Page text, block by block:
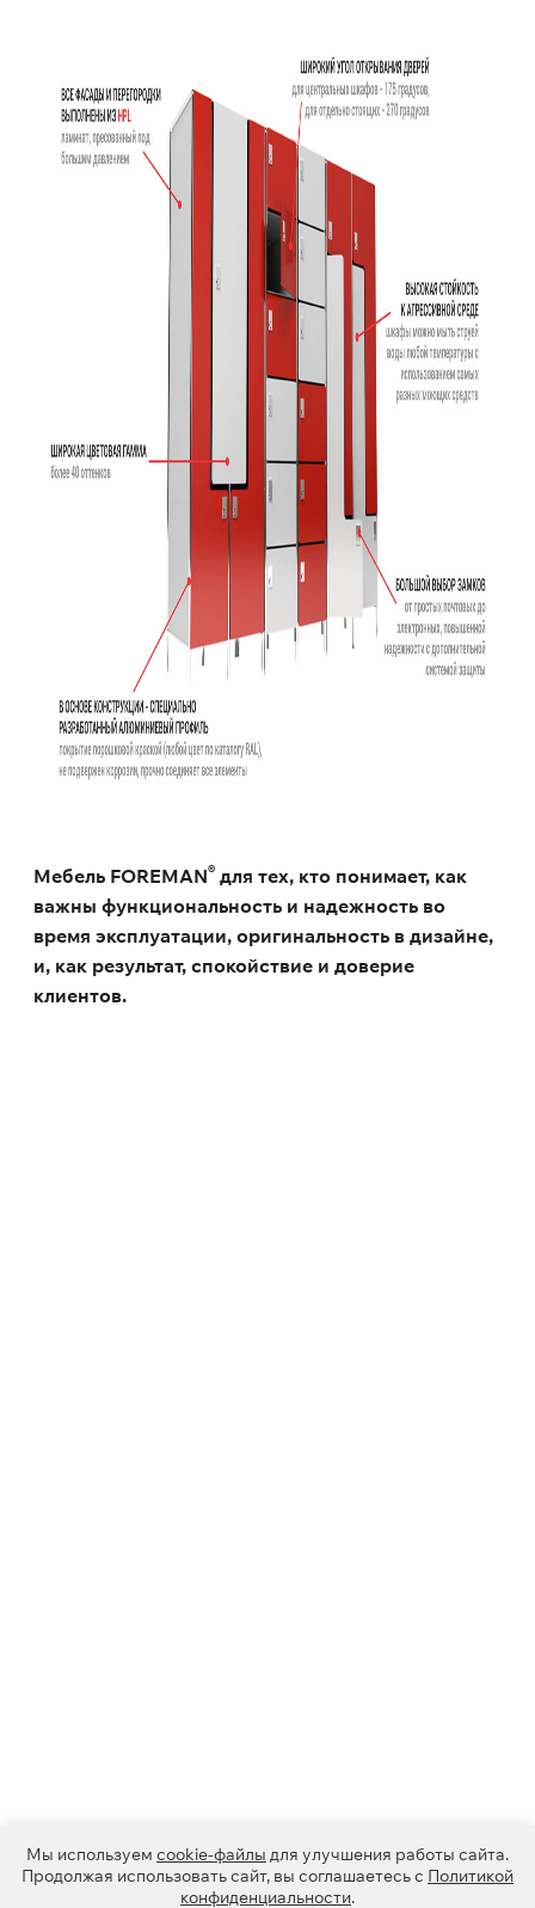
Мебель FOREMAN® для тех, кто понимает, как
важны функциональность и надежность во
время эксплуатации, оригинальность в дизайне,
и, как результат, спокойствие и доверие
клиентов.
Мы используем cookie-файлы для улучшения работы сайта.
Продолжая использовать сайт, вы соглашаетесь с Политикой
конфиденциальности.